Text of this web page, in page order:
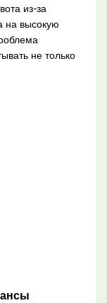
из-за
на высокую
не только